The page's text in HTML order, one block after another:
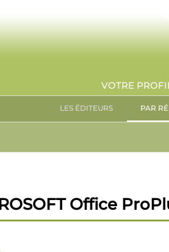
VOTRE
LES ÉDITEURS PAR
Office